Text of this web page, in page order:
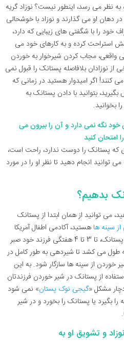
نظر می رسد، اینطور نیست؟ نوزاد گریه
دهان او می گذارند و نوزاد با خوشحالی
خود را با شگفتی های زیبایی که دارد،
استراحت کرده و به کارهای خود می
واقعی، مجاب کردن شیرخوار به خوردن
نوزادان بلافاصله پستانک را قبول نمی
کنند! اگر امیدوار هستید در زمانی که
بتوانید با دادن پستانک به
بخوانید.
خود نگه نمی دارد و آن را بیرون می
که پستانک را دوست ندارد، راحت است،
توانید انجام دهید تا نظر او را در مورد
بدهیم؟
می‌ توانید از همان ابتدا از پستانک
سینه ها هستید، آکادمی اطفال آمریکا
(AAP) توصیه می کند قبل از معرفی پستانک، تا 3 تا 4 هفتگی فرزند خود صبر
طول می کشد تا شیردهی به طور کامل در
خوردن از سینه ها سازگار شود. به این
از پستانک در شیر خوردن فرزندتان
مشکل «گیجی نوک پستان» نمی شود
بگیرد یا پستانک را بخورد و در شیر
و تشویق او به